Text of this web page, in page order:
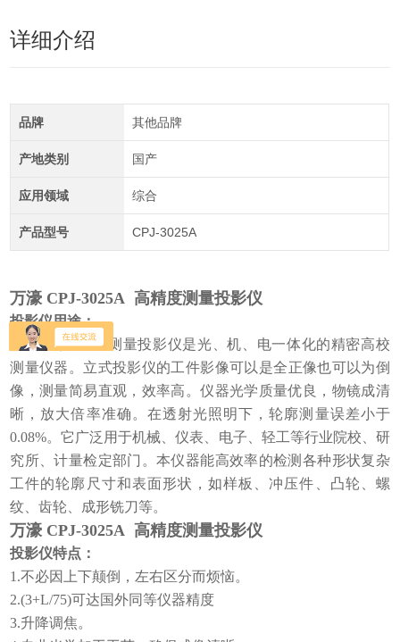
详细介绍
品牌 其他品牌
产地类别 国产
应用领域 综合
产品型号 CPJ-3025A
万濠 CPJ-3025A 高精度测量投影仪
投影仪用途：
CPJ系列数字元测量投影仪是光、机、电一体化的精密高校
测量仪器 。立式投影仪的工件影像可以是全正像也可以为倒
像，测量简易直观，效率高。仪器光学质量优良，物镜成清
晰，放大倍率准确。在透射光照明下，轮廓测量误差小于
0.08%。它广泛用于机械、仪表、电子、轻工等行业院校、研
究所、计量检定部门。本仪器能高效率的检测各种形状复杂
工件的轮廓尺寸和表面形状，如样板、冲压件、凸轮、螺
纹、齿轮、成形铣刀等。
万濠 CPJ-3025A 高精度测量投影仪
投影仪特点：
1.不必因上下颠倒，左右区分而烦恼。
2.(3+L/75)可达国外同等仪器精度
3.升降调焦。